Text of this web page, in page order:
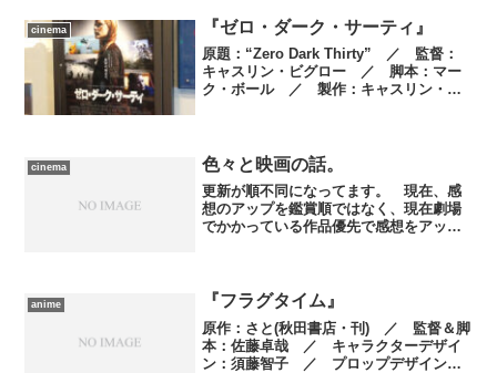
cinema 『ゼロ・ダーク・サーティ』
原題：“Zero Dark Thirty” ／ 監督：
キャスリン・ビグロー ／ 脚本：マー
ク・ボール ／ 製作：キャスリン・ビ
シャピ...
cinema 色々と映画の話。
更新が順不同になってます。 現在、感
想のアップを鑑賞順ではなく、現在劇場
でかかっている作品優先で感想をアップ
も、リヴァイヴァルや映画祭...
anime 『フラグタイム』
原作：さと(秋田書店・刊) ／ 監督＆脚
本：佐藤卓哉 ／ キャラクターデザイ
ン：須藤智子 ／ プロップデザイン：